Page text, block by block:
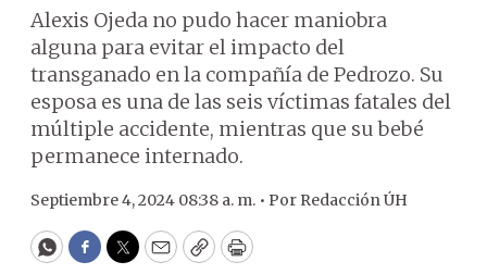
Alexis Ojeda no pudo hacer maniobra
alguna para evitar el impacto del
transganado en la compañía de Pedrozo. Su
esposa es una de las seis víctimas fatales del
múltiple accidente, mientras que su bebé
permanece internado.
Septiembre 4, 2024 08:38 a. m. • Por Redacción ÚH
WhatsApp
Facebook
Twitter
EmailCopyPrint